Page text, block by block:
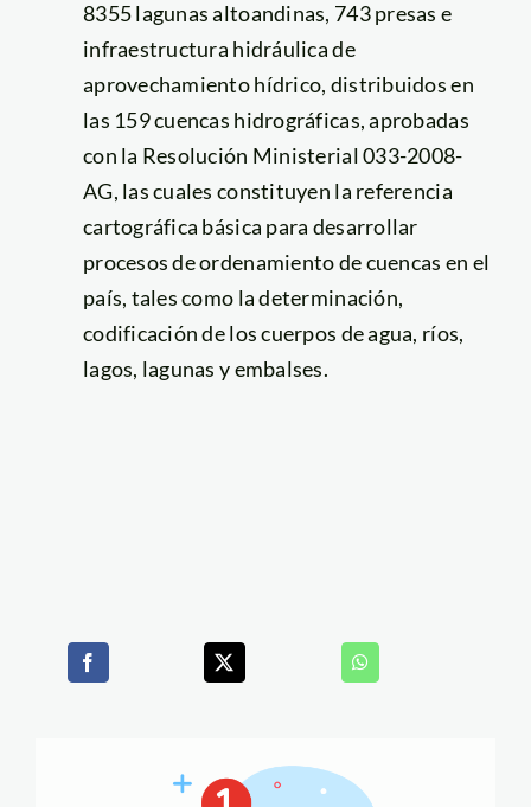
8355 lagunas altoandinas, 743 presas e
infraestructura hidráulica de
aprovechamiento hídrico, distribuidos en
las 159 cuencas hidrográficas, aprobadas
con la Resolución Ministerial 033-2008-
AG, las cuales constituyen la referencia
cartográfica básica para desarrollar
procesos de ordenamiento de cuencas en el
país, tales como la determinación,
codificación de los cuerpos de agua, ríos,
lagos, lagunas y embalses.